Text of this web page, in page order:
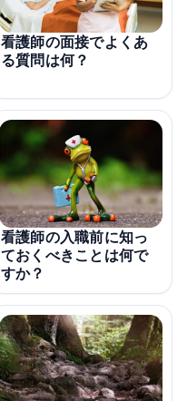
看護師の面接でよくあ
る質問は何？
看護師の入職前に知っ
ておくべきことは何で
すか？